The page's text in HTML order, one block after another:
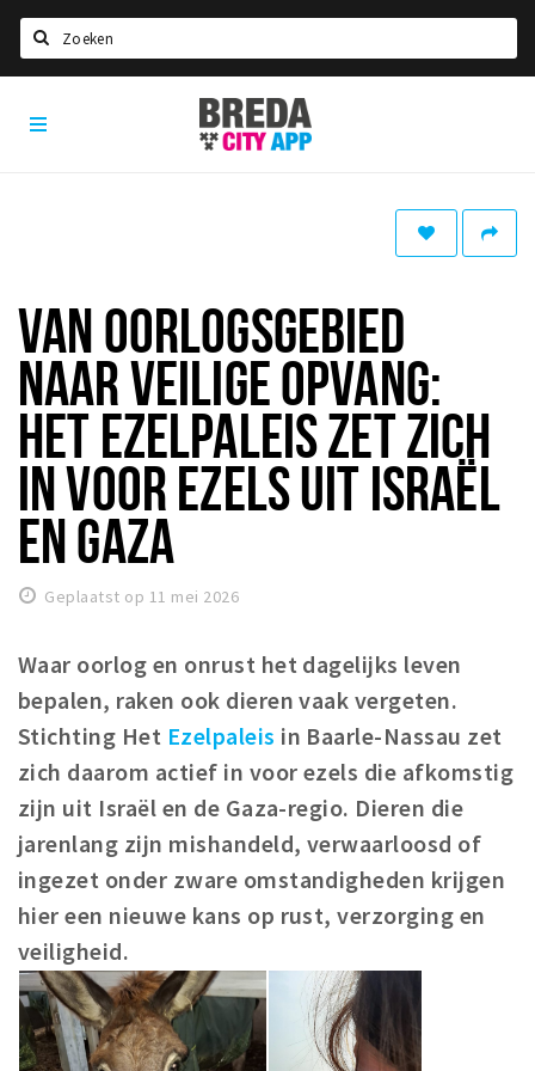
Home
Eten
Drinken
Slapen
Recreatief
Winkels
Winkelgebieden
Parkeren
Bezienswaardigheden
Musea, theaters & podia
Uitjes & activiteiten
Toeristische routes
Natuurgebieden
Baroniepoorten
Sport
Privacy
Inloggen
Breda
City
App
VAN OORLOGSGEBIED
NAAR VEILIGE OPVANG:
HET EZELPALEIS ZET ZICH
IN VOOR EZELS UIT ISRAËL
EN GAZA
Geplaatst op 11 mei 2026
Waar oorlog en onrust het dagelijks leven
bepalen, raken ook dieren vaak vergeten.
Stichting Het Ezelpaleis in Baarle-Nassau zet
zich daarom actief in voor ezels die afkomstig
zijn uit Israël en de Gaza-regio. Dieren die
jarenlang zijn mishandeld, verwaarloosd of
ingezet onder zware omstandigheden krijgen
hier een nieuwe kans op rust, verzorging en
veiligheid.